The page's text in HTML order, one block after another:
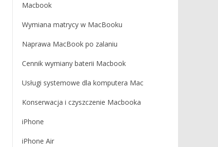
Macbook
Wymiana matrycy w MacBooku
Naprawa MacBook po zalaniu
Cennik wymiany baterii Macbook
Usługi systemowe dla komputera Mac
Konserwacja i czyszczenie Macbooka
iPhone
iPhone Air